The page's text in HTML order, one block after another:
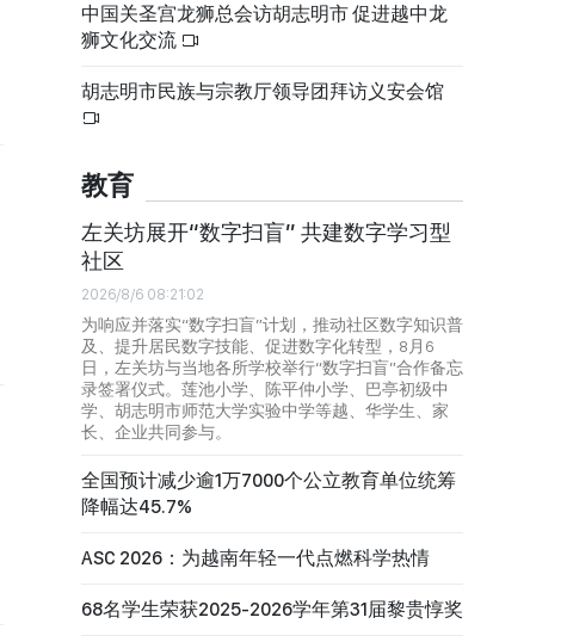
中国关圣宫龙狮总会访胡志明市 促进越中龙
狮文化交流
胡志明市民族与宗教厅领导团拜访义安会馆
教育
左关坊展开“数字扫盲” 共建数字学习型
社区
2026/8/6 08:21:02
为响应并落实“数字扫盲”计划，推动社区数字知识普
及、提升居民数字技能、促进数字化转型，8月6
日，左关坊与当地各所学校举行“数字扫盲”合作备忘
录签署仪式。莲池小学、陈平仲小学、巴亭初级中
学、胡志明市师范大学实验中学等越、华学生、家
长、企业共同参与。
全国预计减少逾1万7000个公立教育单位统筹
降幅达45.7%
ASC 2026：为越南年轻一代点燃科学热情
68名学生荣获2025-2026学年第31届黎贵惇奖